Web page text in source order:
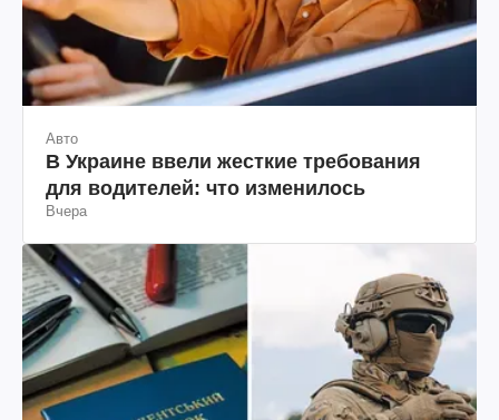
Авто
В Украине ввели жесткие требования
для водителей: что изменилось
Вчера